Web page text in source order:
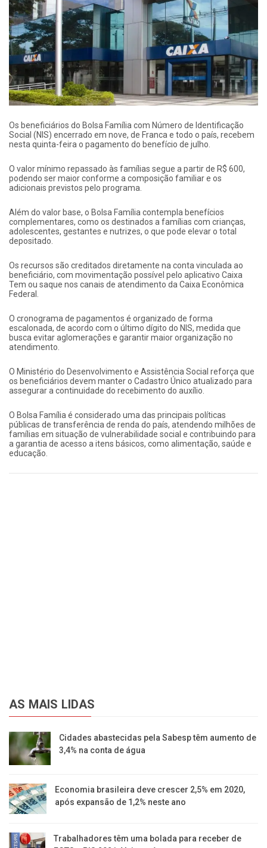
Os beneficiários do Bolsa Família com Número de Identificação
Social (NIS) encerrado em nove, de Franca e todo o país, recebem
nesta quinta-feira o pagamento do benefício de julho.
O valor mínimo repassado às famílias segue a partir de R$ 600,
podendo ser maior conforme a composição familiar e os
adicionais previstos pelo programa.
Além do valor base, o Bolsa Família contempla benefícios
complementares, como os destinados a famílias com crianças,
adolescentes, gestantes e nutrizes, o que pode elevar o total
depositado.
Os recursos são creditados diretamente na conta vinculada ao
beneficiário, com movimentação possível pelo aplicativo Caixa
Tem ou saque nos canais de atendimento da Caixa Econômica
Federal.
O cronograma de pagamentos é organizado de forma
escalonada, de acordo com o último dígito do NIS, medida que
busca evitar aglomerações e garantir maior organização no
atendimento.
O Ministério do Desenvolvimento e Assistência Social reforça que
os beneficiários devem manter o Cadastro Único atualizado para
assegurar a continuidade do recebimento do auxílio.
O Bolsa Família é considerado uma das principais políticas
públicas de transferência de renda do país, atendendo milhões de
famílias em situação de vulnerabilidade social e contribuindo para
a garantia de acesso a itens básicos, como alimentação, saúde e
educação.
AS MAIS LIDAS
Cidades abastecidas pela Sabesp têm aumento de
3,4% na conta de água
Economia brasileira deve crescer 2,5% em 2020,
após expansão de 1,2% neste ano
Trabalhadores têm uma bolada para receber de